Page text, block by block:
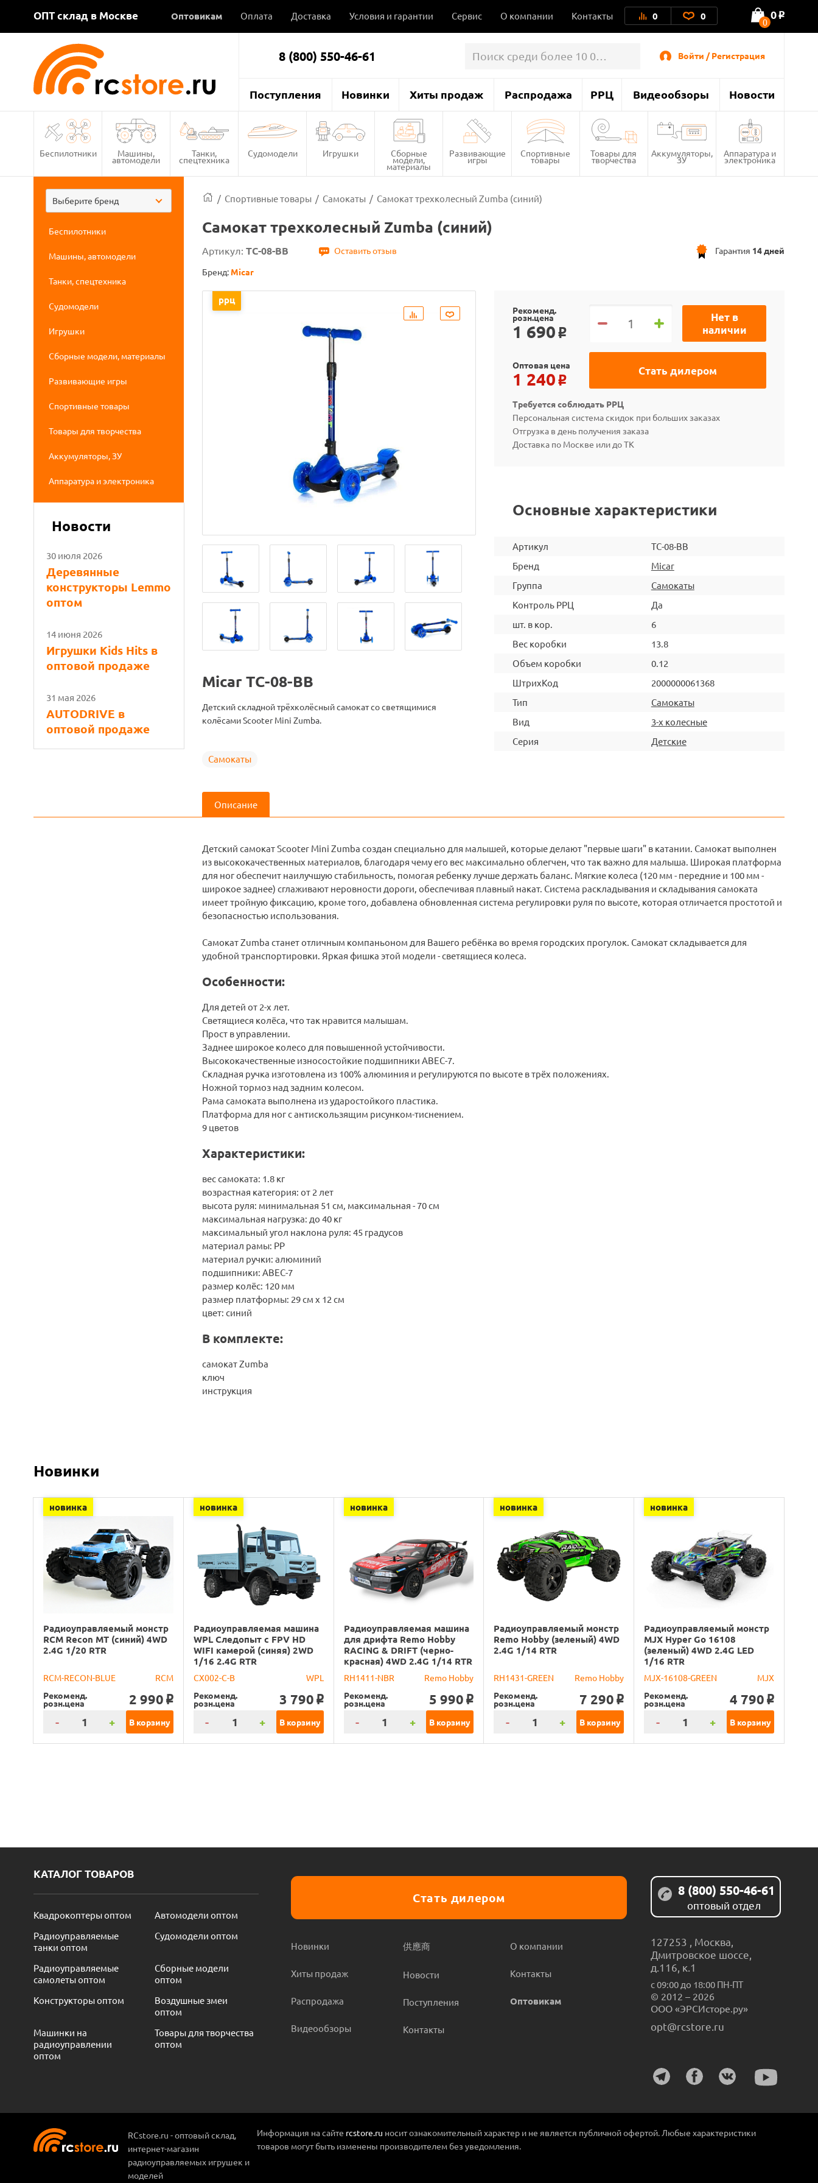
ОПТ склад в Москве Оптовикам Оплата Доставка Условия и гарантии Сервис О компании Контакты 0 0 0
0 o
8 (800) 550-46-61 Войти / Регистрация
Поступления Новинки Хиты продаж Распродажа РРЦ Видеообзоры Новости
Беспилотники Машины,
автомодели
Танки,
спецтехника
Судомодели Игрушки Сборные
модели,
материалы
Развивающие
игры
Спортивные
товары
Товары для
творчества
Аккумуляторы,
ЗУ
Аппаратура и
электроника
Выберите бренд
Беспилотники
Машины, автомодели
Танки, спецтехника
Судомодели
Игрушки
Сборные модели, материалы
Развивающие игры
Спортивные товары
Товары для творчества
Аккумуляторы, ЗУ
Аппаратура и электроника
Новости
30 июля 2026
Деревянные
конструкторы Lemmo
оптом
14 июня 2026
Игрушки Kids Hits в
оптовой продаже
31 мая 2026
AUTODRIVE в
оптовой продаже
/ Спортивные товары / Самокаты / Самокат трехколесный Zumba (синий)
Самокат трехколесный Zumba (синий)
Артикул: ТС-08-BB Оставить отзыв Гарантия 14 дней
Бренд: Micar
ррц
Micar ТС-08-BB
Детский складной трёхколёсный самокат со светящимися
колёсами Scooter Mini Zumba.
Самокаты
Рекоменд.
розн.цена
1 690 o
Нет в
наличии
Стать дилером
Оптовая цена
1 240 o
Требуется соблюдать РРЦ
Персональная система скидок при больших заказах
Отгрузка в день получения заказа
Доставка по Москве или до ТК
Основные характеристики
Артикул
ТС-08-BB
Бренд
Micar
Группа
Самокаты
Контроль РРЦ
Да
шт. в кор.
6
Вес коробки
13.8
Объем коробки
0.12
ШтрихКод
2000000061368
Тип
Самокаты
Вид
3-х колесные
Серия
Детские
Описание
Детский самокат Scooter Mini Zumba создан специально для малышей, которые делают "первые шаги" в катании. Самокат выполнен
из высококачественных материалов, благодаря чему его вес максимально облегчен, что так важно для малыша. Широкая платформа
для ног обеспечит наилучшую стабильность, помогая ребенку лучше держать баланс. Мягкие колеса (120 мм - передние и 100 мм -
широкое заднее) сглаживают неровности дороги, обеспечивая плавный накат. Система раскладывания и складывания самоката
имеет тройную фиксацию, кроме того, добавлена обновленная система регулировки руля по высоте, которая отличается простотой и
безопасностью использования.
Самокат Zumba станет отличным компаньоном для Вашего ребёнка во время городских прогулок. Самокат складывается для
удобной транспортировки. Яркая фишка этой модели - светящиеся колеса.
Особенности:
Для детей от 2-х лет.
Светящиеся колёса, что так нравится малышам.
Прост в управлении.
Заднее широкое колесо для повышенной устойчивости.
Высококачественные износостойкие подшипники ABEC-7.
Складная ручка изготовлена из 100% алюминия и регулируются по высоте в трёх положениях.
Ножной тормоз над задним колесом.
Рама самоката выполнена из ударостойкого пластика.
Платформа для ног с антискользящим рисунком-тиснением.
9 цветов
Характеристики:
вес самоката: 1.8 кг
возрастная категория: от 2 лет
высота руля: минимальная 51 см, максимальная - 70 см
максимальная нагрузка: до 40 кг
максимальный угол наклона руля: 45 градусов
материал рамы: PP
материал ручки: алюминий
подшипники: ABEC-7
размер колёс: 120 мм
размер платформы: 29 см x 12 см
цвет: синий
В комплекте:
самокат Zumba
ключ
инструкция
Новинки
новинка
Радиоуправляемый монстр
RCM Recon MT (синий) 4WD
2.4G 1/20 RTR
RCM-RECON-BLUE
RCM
Рекоменд.
розн.цена 2 990 o
- + В корзину
новинка
Радиоуправляемая машина
WPL Следопыт с FPV HD
WIFI камерой (синяя) 2WD
1/16 2.4G RTR
CX002-C-B
WPL
Рекоменд.
розн.цена 3 790 o
- + В корзину
новинка
Радиоуправляемая машина
для дрифта Remo Hobby
RACING & DRIFT (черно-
красная) 4WD 2.4G 1/14 RTR
RH1411-NBR
Remo Hobby
Рекоменд.
розн.цена 5 990 o
- + В корзину
новинка
Радиоуправляемый монстр
Remo Hobby (зеленый) 4WD
2.4G 1/14 RTR
RH1431-GREEN
Remo Hobby
Рекоменд.
розн.цена 7 290 o
- + В корзину
новинка
Радиоуправляемый монстр
MJX Hyper Go 16108
(зеленый) 4WD 2.4G LED
1/16 RTR
MJX-16108-GREEN
MJX
Рекоменд.
розн.цена 4 790 o
- + В корзину
КАТАЛОГ ТОВАРОВ
Квадрокоптеры оптом
Автомодели оптом
Радиоуправляемые
танки оптом
Судомодели оптом
Радиоуправляемые
самолеты оптом
Сборные модели
оптом
Конструкторы оптом
Воздушные змеи
оптом
Машинки на
радиоуправлении
оптом
Товары для творчества
оптом
Стать дилером
Новинки
Хиты продаж
Распродажа
Видеообзоры
供應商
Новости
Поступления
Контакты
О компании
Контакты
Оптовикам
8 (800) 550-46-61
оптовый отдел
127253 , Москва,
Дмитровское шоссе,
д.116, к.1
с 09:00 до 18:00 ПН-ПТ
© 2012 – 2026
ООО «ЭРСИсторе.ру»
opt@rcstore.ru
RCstore.ru - оптовый склад,
интернет-магазин
радиоуправляемых игрушек и
моделей
Информация на сайте rcstore.ru носит ознакомительный характер и не является публичной офертой. Любые характеристики
товаров могут быть изменены производителем без уведомления.